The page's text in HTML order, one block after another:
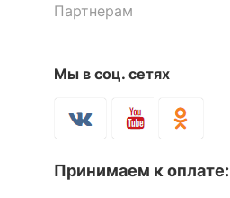
Партнерам
Мы в соц. сетях
Принимаем к оплате: